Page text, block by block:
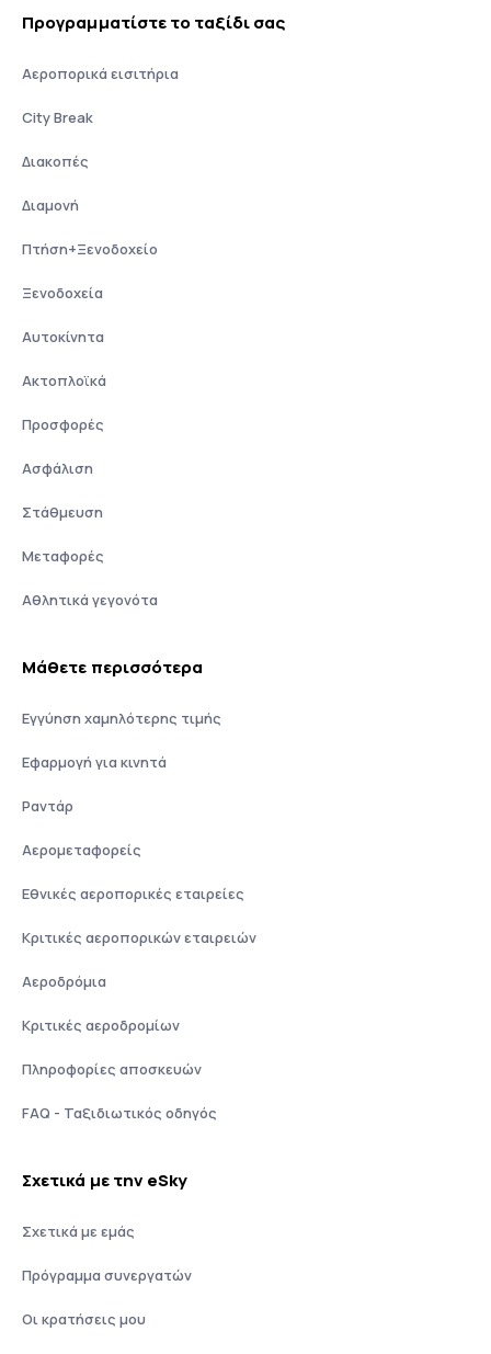
Προγραμματίστε το ταξίδι σας
Αεροπορικά εισιτήρια
City Break
Διακοπές
Διαμονή
Πτήση+Ξενοδοχείο
Ξενοδοχεία
Αυτοκίνητα
Ακτοπλοϊκά
Προσφορές
Ασφάλιση
Στάθμευση
Μεταφορές
Αθλητικά γεγονότα
Μάθετε περισσότερα
Εγγύηση χαμηλότερης τιμής
Εφαρμογή για κινητά
Ραντάρ
Αερομεταφορείς
Εθνικές αεροπορικές εταιρείες
Κριτικές αεροπορικών εταιρειών
Αεροδρόμια
Κριτικές αεροδρομίων
Πληροφορίες αποσκευών
FAQ - Ταξιδιωτικός οδηγός
Σχετικά με την eSky
Σχετικά με εμάς
Πρόγραμμα συνεργατών
Οι κρατήσεις μου